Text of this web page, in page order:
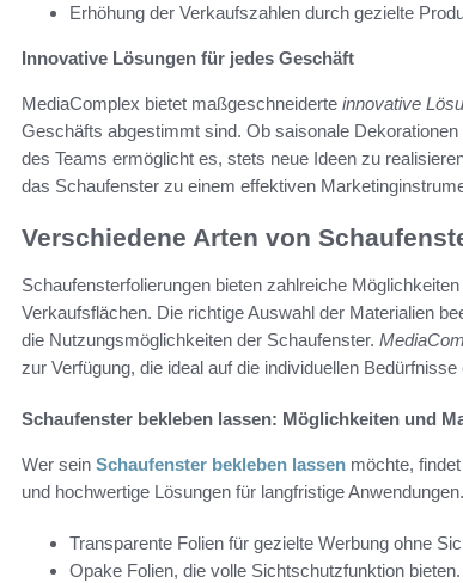
Erhöhung der Verkaufszahlen durch gezielte
Innovative Lösungen für jedes Geschäft
MediaComplex bietet maßgeschneiderte innovative
Geschäfts abgestimmt sind. Ob saisonale
des Teams ermöglicht es, stets neue Ideen zu
das Schaufenster zu einem effektiven
Verschiedene Arten von
Schaufensterfolierungen bieten zahlreiche
Verkaufsflächen. Die richtige Auswahl der Materialien
die Nutzungsmöglichkeiten der Schaufenster.
zur Verfügung, die ideal auf die individuellen
Schaufenster bekleben lassen: Möglichkeiten und
Wer sein Schaufenster bekleben lassen möchte,
und hochwertige Lösungen für langfristige
Transparente Folien für gezielte Werbung ohne
Opake Folien, die volle Sichtschutzfunktion bieten.